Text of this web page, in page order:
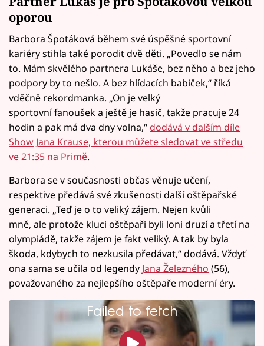
oporou
Barbora Špotáková během své úspěšné sportovní
kariéry stihla také porodit dvě děti. „Povedlo se nám
to. Mám skvělého partnera Lukáše, bez něho a bez jeho
podpory by to nešlo. A bez hlídacích babiček,“ říká
vděčně rekordmanka. „On je velký
sportovní fanoušek a ještě je hasič, takže pracuje 24
hodin a pak má dva dny volna,“ dodává v dalším díle
Show Jana Krause, kterou můžete sledovat ve středu
ve 21:35 na Primě.
Barbora se v současnosti občas věnuje učení,
respektive předává své zkušenosti další oštěpařské
generaci. „Teď je o to veliký zájem. Nejen kvůli
mně, ale protože kluci oštěpaři byli loni druzí a třetí na
olympiádě, takže zájem je fakt veliký. A tak by byla
škoda, kdybych to nezkusila předávat,“ dodává. Vždyť
ona sama se učila od legendy Jana Železného (56),
považovaného za nejlepšího oštěpaře moderní éry.
Failed to fetch